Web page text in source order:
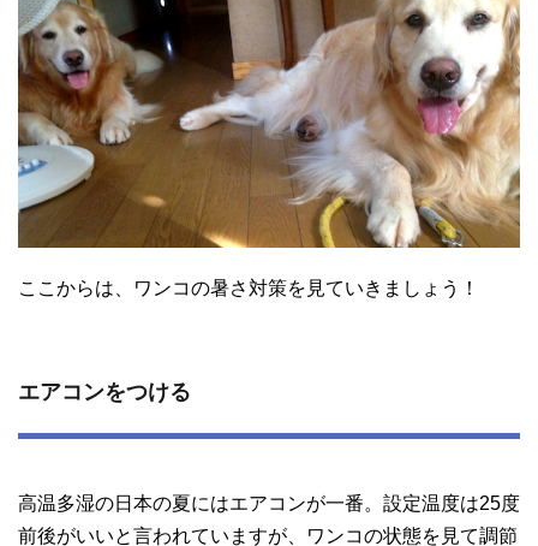
ここからは、ワンコの暑さ対策を見ていきましょう！
エアコンをつける
高温多湿の日本の夏にはエアコンが一番。設定温度は25度
前後がいいと言われていますが、ワンコの状態を見て調節